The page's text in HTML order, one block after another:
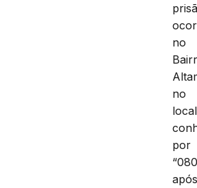
no
no
local
por